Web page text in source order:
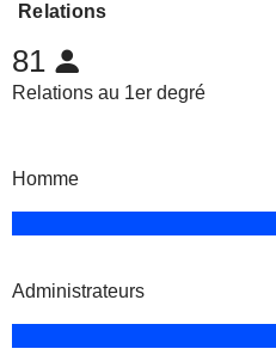
Relations
81
Relations au 1er degré
Homme
Administrateurs